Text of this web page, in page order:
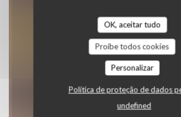
OK, aceitar tudo
Proíbe todos cookies
Personalizar
Política de proteção de dados
undefined